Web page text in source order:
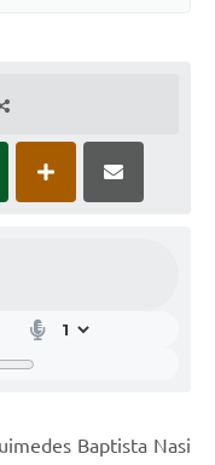
Baptista Nasi